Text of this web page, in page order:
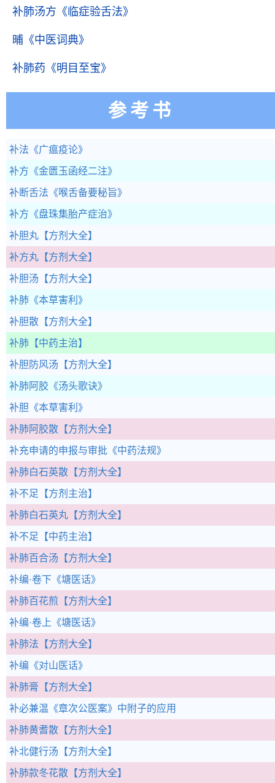
补肺汤方 《临症验舌法》
晡 《中医词典》
补肺药 《明目至宝》
参考书
补法 《广瘟疫论》
补方 《金匮玉函经二注》
补断舌法 《喉舌备要秘旨》
补方 《盘珠集胎产症治》
补胆丸 【方剂大全】
补方丸 【方剂大全】
补胆汤 【方剂大全】
补肺 《本草害利》
补胆散 【方剂大全】
补肺 【中药主治】
补胆防风汤 【方剂大全】
补肺阿胶 《汤头歌诀》
补胆 《本草害利》
补肺阿胶散 【方剂大全】
补充申请的申报与审批 《中药法规》
补肺白石英散 【方剂大全】
补不足 【方剂主治】
补肺白石英丸 【方剂大全】
补不足 【中药主治】
补肺百合汤 【方剂大全】
补编·卷下 《塘医话》
补肺百花煎 【方剂大全】
补编·卷上 《塘医话》
补肺法 【方剂大全】
补编 《对山医话》
补肺膏 【方剂大全】
补必兼温 《章次公医案》中附子的应用
补肺黄耆散 【方剂大全】
补北健行汤 【方剂大全】
补肺款冬花散 【方剂大全】